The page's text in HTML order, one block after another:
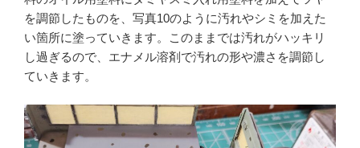
を調節したものを、写真10のように汚れやシミを加えた
い箇所に塗っていきます。このままでは汚れがハッキリ
し過ぎるので、エナメル溶剤で汚れの形や濃さを調節し
ていきます。